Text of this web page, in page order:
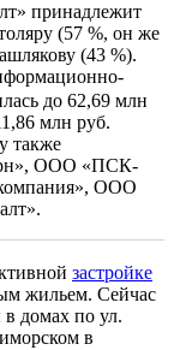
принадлежит
(57 %, он же
(43 %).
до 62,69 млн
млн руб.
также
ООО «ПСК-
ООО
застройке
жильем. Сейчас
в домах по ул.
в